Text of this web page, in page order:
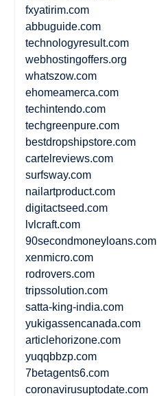
fxyatirim.com
abbuguide.com
technologyresult.com
webhostingoffers.org
whatszow.com
ehomeamerca.com
techintendo.com
techgreenpure.com
bestdropshipstore.com
cartelreviews.com
surfsway.com
nailartproduct.com
digitactseed.com
lvlcraft.com
90secondmoneyloans.com
xenmicro.com
rodrovers.com
tripssolution.com
satta-king-india.com
yukigassencanada.com
articlehorizone.com
yuqqbbzp.com
7betagents6.com
coronavirusuptodate.com